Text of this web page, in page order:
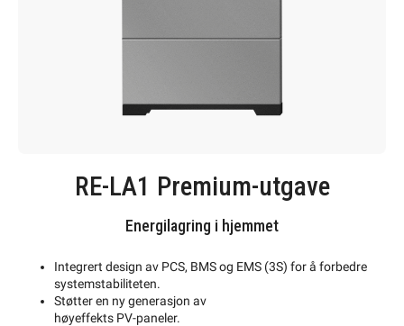
RE-LA1 Premium-utgave
Energilagring i hjemmet
Integrert design av PCS, BMS og EMS (3S) for å forbedre
systemstabiliteten.
Støtter en ny generasjon av
høyeffekts PV-paneler.